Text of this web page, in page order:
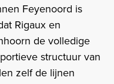
Feyenoord is
Rigaux en
de volledige
structuur van
zelf de lijnen